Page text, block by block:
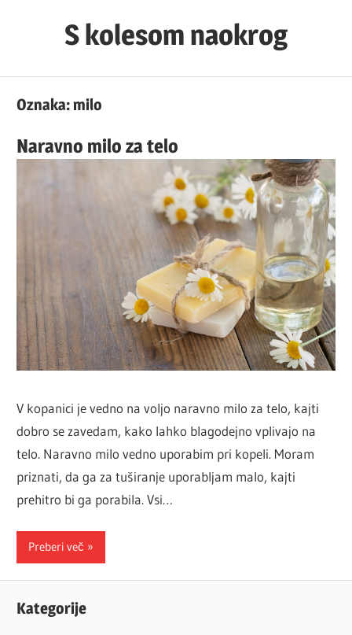
S kolesom naokrog
Oznaka:milo
Naravno milo za telo
V kopanici je vedno na voljo naravno milo za telo, kajti
dobro se zavedam, kako lahko blagodejno vplivajo na
telo. Naravno milo vedno uporabim pri kopeli. Moram
priznati, da ga za tuširanje uporabljam malo, kajti
prehitro bi ga porabila. Vsi…
Preberi več
Kategorije